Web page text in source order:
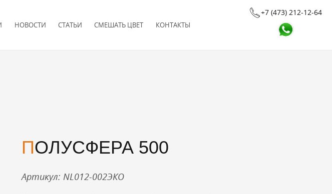
НОВОСТИ СТАТЬИ СМЕШАТЬ ЦВЕТ КОНТАКТЫ
+7 (473) 212-12-64
ПОЛУСФЕРА 500
Артикул: NL012-002ЭКО